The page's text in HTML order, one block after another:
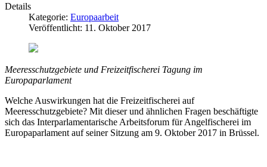
Details
Kategorie: Europaarbeit
Veröffentlicht: 11. Oktober 2017
Meeresschutzgebiete und Freizeitfischerei Tagung im
Europaparlament
Welche Auswirkungen hat die Freizeitfischerei auf
Meeresschutzgebiete? Mit dieser und ähnlichen Fragen beschäftigte
sich das Interparlamentarische Arbeitsforum für Angelfischerei im
Europaparlament auf seiner Sitzung am 9. Oktober 2017 in Brüssel.